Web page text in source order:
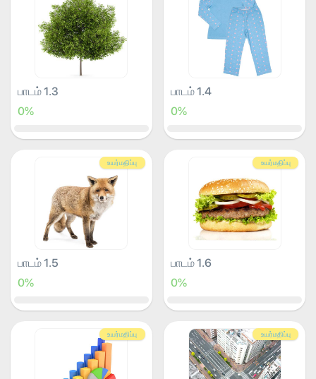
பாடம் 1.3
0%
பாடம் 1.4
0%
உயர்மதிப்பு
பாடம் 1.5
0%
உயர்மதிப்பு
பாடம் 1.6
0%
உயர்மதிப்பு உயர்மதிப்பு